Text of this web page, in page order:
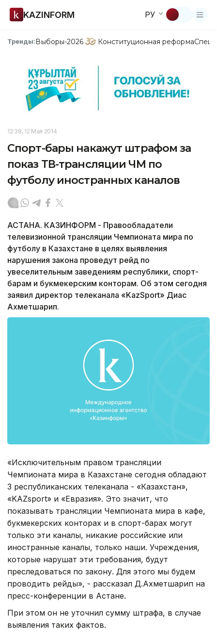
KAZINFORM РУ
Тренды:Выборы-2026 Конституционная реформа
12:38, 12 Мая 2014
Спорт-бары накажут штрафом за
показ ТВ-трансляции ЧМ по
футболу иностранных каналов
АСТАНА. КАЗИНФОРМ - Правообладатели
телевизионной трансляции Чемпионата мира по
футболу в Казахстане в целях выявления
нарушения закона проведут рейд по
увеселительным заведениям республики, спорт-
барам и букмекерским конторам. Об этом сегодня
заявил директор телеканала «KazSport» Диас
Ахметшарип.
«Исключительным правом трансляции
Чемпионата мира в Казахстане сегодня обладают
3 республиканских телеканала - «Казахстан»,
«KAZsport» и «Евразия». Это значит, что
показывать трансляции Чемпионата мира в кафе,
букмекерских конторах и в спорт-барах могут
только эти каналы, никакие российские или
иностранные каналы, только наши. Учреждения,
которые нарушат эти требования, будут
преследоваться по закону. Для этого мы будем
проводить рейды», - рассказал Д.Ахметшарип на
пресс-конференции в Астане.
При этом он не уточнил сумму штрафа, в случае
выявления таких фактов.